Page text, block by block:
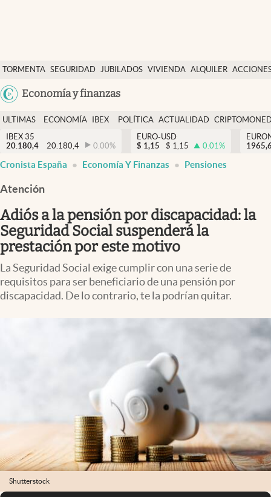
TORMENTA SEGURIDAD JUBILADOS VIVIENDA ALQUILER
USA
Colombia
Economía y finanzas
Economía y finanzas
Política
Actualidad
Criptomonedas
España
ULTIMAS
NOTICIAS
ECONOMÍA
FINANZAS
IBEX
EURO
POLÍTICA ACTUALIDAD
IBEX 35
20.180,4
20.180,4 0.00%
EURO-USD
$ 1,15 $ 1,15 0.01%
Cronista España Economía Y Finanzas Pensiones
Atención
Adiós a la pensión por discapacidad: la
Seguridad Social suspenderá la
prestación por este motivo
La Seguridad Social exige cumplir con una serie de
requisitos para ser beneficiario de una pensión por
discapacidad. De lo contrario, te la podrían quitar.
Shutterstock